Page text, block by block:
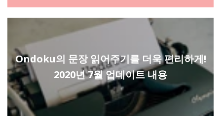
Ondoku의 문장 읽어주기를 더욱 편리하게!
2020년 7월 업데이트 내용